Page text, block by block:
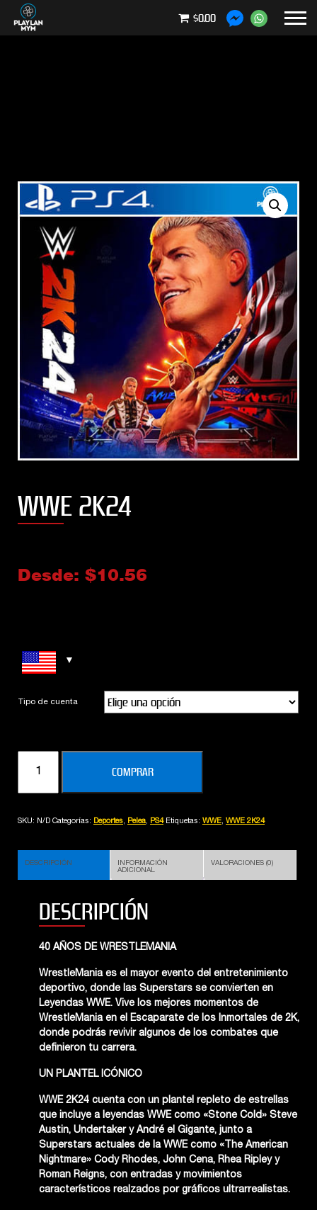
$0.00
WWE 2K24
Desde: $10.56
Tipo de cuenta
2K24
cantidad
COMPRAR
SKU: N/D Categorías: Deportes, Pelea, PS4 Etiquetas: WWE, WWE 2K24
DESCRIPCIÓN
INFORMACIÓN
ADICIONAL
VALORACIONES (0)
DESCRIPCIÓN
40 AÑOS DE WRESTLEMANIA
WrestleMania es el mayor evento del entretenimiento
deportivo, donde las Superstars se convierten en
Leyendas WWE. Vive los mejores momentos de
WrestleMania en el Escaparate de los Inmortales de 2K,
donde podrás revivir algunos de los combates que
definieron tu carrera.
UN PLANTEL ICÓNICO
WWE 2K24 cuenta con un plantel repleto de estrellas
que incluye a leyendas WWE como «Stone Cold» Steve
Austin, Undertaker y André el Gigante, junto a
Superstars actuales de la WWE como «The American
Nightmare» Cody Rhodes, John Cena, Rhea Ripley y
Roman Reigns, con entradas y movimientos
característicos realzados por gráficos ultrarrealistas.